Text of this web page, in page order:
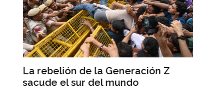
Z
Las primarias demócratas
muestran la decreciente
política de Israel en Estados